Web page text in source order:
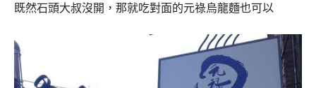
既然石頭大叔沒開，那就吃對面的元祿烏龍麵也可以